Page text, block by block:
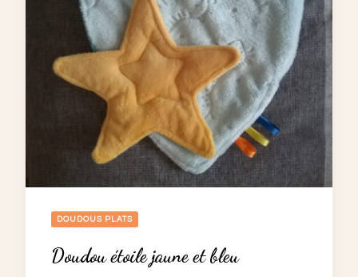
DOUDOUS PLATS
Doudou étoile jaune et bleu